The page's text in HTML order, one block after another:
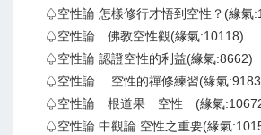
♤空性論 怎樣修行才悟到空性？(緣氣
♤空性論 佛教空性觀(緣氣:10118)
♤空性論 認證空性的利益(緣氣:8662)
♤空性論 空性的禪修練習(緣氣
♤空性論 根道果 空性 (緣氣
♤空性論 中觀論 空性之重要(緣氣